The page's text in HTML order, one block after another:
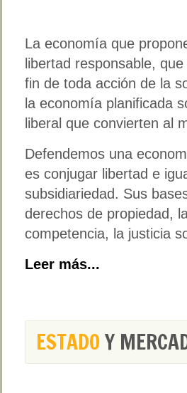
La economía que
libertad responsable,
fin de toda acción de la
la economía planificada
liberal que convierten al
Defendemos una
es conjugar libertad e
subsidiariedad. Sus
derechos de propiedad,
competencia, la justicia
Leer más...
ESTADOY